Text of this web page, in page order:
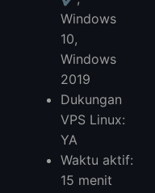
Windows
10,
Windows
2019
Dukungan
VPS Linux:
YA
Waktu aktif:
15 menit